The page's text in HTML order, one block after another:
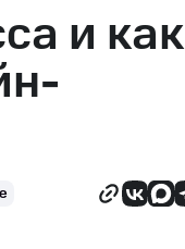
и как